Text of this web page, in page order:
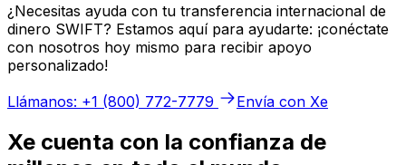
¿Necesitas ayuda con tu transferencia internacional de
dinero SWIFT? Estamos aquí para ayudarte: ¡conéctate
con nosotros hoy mismo para recibir apoyo
personalizado!
Llámanos: +1 (800) 772-7779
Envía con Xe
Xe cuenta con la confianza de